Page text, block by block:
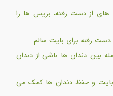
های از دست رفته، بریس ها را
رفته برای بایت سالم
بین دندان ها ناشی از دندان
و حفظ دندان ها کمک می